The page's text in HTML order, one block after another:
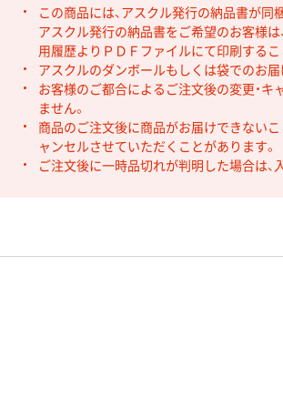
この商品には、アスクル発行の納品書が同
アスクル発行の納品書をご希望のお客様は
用履歴よりＰＤＦファイルにて印刷するこ
アスクルのダンボールもしくは袋でのお届
お客様のご都合によるご注文後の変更・キ
ません。
商品のご注文後に商品がお届けできない
ャンセルさせていただくことがあります。
ご注文後に一時品切れが判明した場合は、